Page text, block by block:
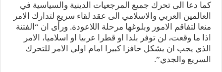
كما دعا الى تحرك جميع المرجعيات الدينية والسياسية في
العالمين العربي والاسلامي الى عقد لقاء سريع لتدارك الامر
منعا لتفاقم الامور وبلوغها مرحلة اللاعودة. ورأى ان “الفتنة
اذا ما وقعت، لن توفر بلدا او قطرا عربيا او اسلاميا، الامر
الذي يجب ان يشكل حافزا كبيرا امام اولي الامر للتحرك
السريع والجدي”.